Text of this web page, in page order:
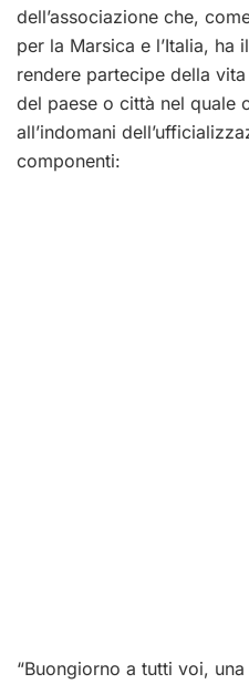
dell’associazione che,
per la Marsica e l’Italia,
rendere partecipe della
del paese o città nel quale
all’indomani
componenti:
“Buongiorno a tutti voi,